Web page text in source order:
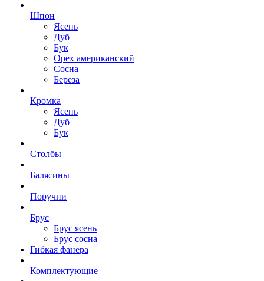
Шпон
Ясень
Дуб
Бук
Орех американский
Сосна
Береза
Кромка
Ясень
Дуб
Бук
Столбы
Балясины
Поручни
Брус
Брус ясень
Брус сосна
Гибкая фанера
Комплектующие